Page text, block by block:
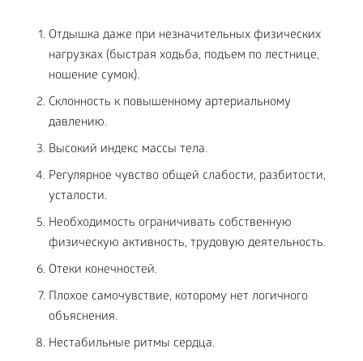
Отдышка даже при незначительных физических
нагрузках (быстрая ходьба, подъем по лестнице,
ношение сумок).
Склонность к повышенному артериальному
давлению.
Высокий индекс массы тела.
Регулярное чувство общей слабости, разбитости,
усталости.
Необходимость ограничивать собственную
физическую активность, трудовую деятельность.
Отеки конечностей.
Плохое самочувствие, которому нет логичного
объяснения.
Нестабильные ритмы сердца.